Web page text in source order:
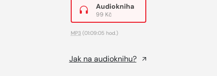
Audiokniha
99 Kč
MP3 (01:09:05 hod.)
Jak na audioknihu?